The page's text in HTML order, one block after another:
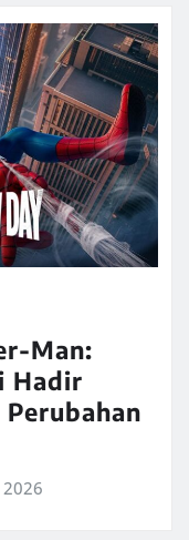
Man:
Hadir